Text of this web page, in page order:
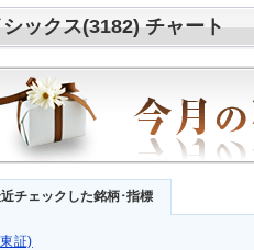
ックス(3182) チャート
チェックした銘柄･指標
証)